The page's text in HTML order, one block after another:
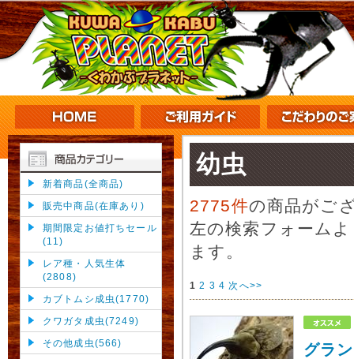
新着商品(全商品)
販売中商品(在庫あり)
期間限定お値打ちセール
(11)
レア種・人気生体
(2808)
カブトムシ成虫(1770)
クワガタ成虫(7249)
その他成虫(566)
幼虫
2775件の商品がご
左の検索フォーム
ます。
1 2 3 4 次へ>>
グラ